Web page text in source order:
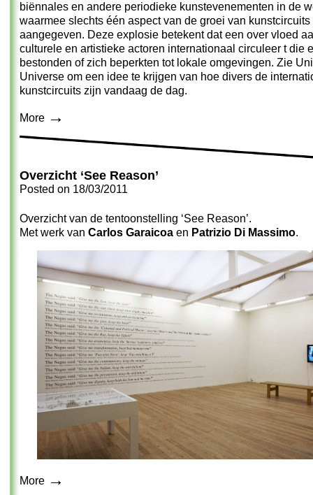
biënnales en andere periodieke kunstevenementen in de
waarmee slechts één aspect van de groei van
aangegeven. Deze explosie betekent dat een over vloed
culturele en artistieke actoren internationaal circuleer t die
bestonden of zich beperkten tot lokale omgevingen. Zie
Universe om een idee te krijgen van hoe divers de
kunstcircuits zijn vandaag de dag.
More →
Overzicht ‘See Reason’
Posted on 18/03/2011
Overzicht van de tentoonstelling ‘See Reason’.
Met werk van Carlos Garaicoa en Patrizio Di Massimo.
More →